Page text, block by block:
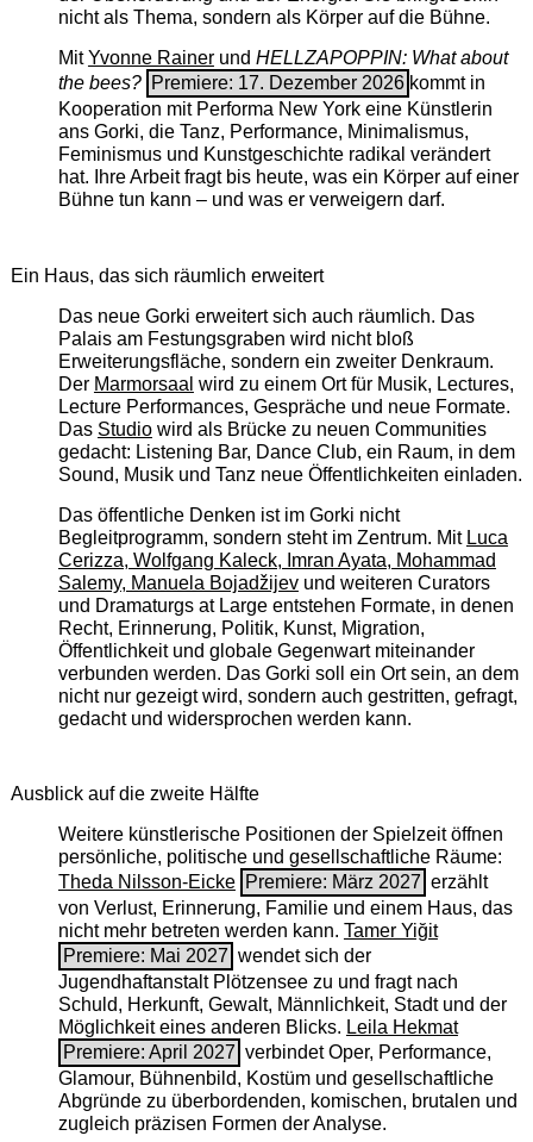
nicht als Thema, sondern als Körper auf die Bühne.
MitYvonne Rainerund HELLZAPOPPIN: What about
the bees? Premiere: 17. Dezember 2026 kommt in
Kooperation mit Performa New York eine Künstlerin
ans Gorki, die Tanz, Performance, Minimalismus,
Feminismus und Kunstgeschichte radikal verändert
hat. Ihre Arbeit fragt bis heute, was ein Körper auf einer
Bühne tun kann – und was er verweigern darf.
Ein Haus, das sich räumlich erweitert
Das neue Gorki erweitert sich auch räumlich. Das
Palais am Festungsgraben wird nicht bloß
Erweiterungsfläche, sondern ein zweiter Denkraum.
Der Marmorsaal wird zu einem Ort für Musik, Lectures,
Lecture Performances, Gespräche und neue Formate.
Das Studiowird als Brücke zu neuen Communities
gedacht: Listening Bar, Dance Club, ein Raum, in dem
Sound, Musik und Tanz neue Öffentlichkeiten einladen.
Das öffentliche Denken ist im Gorki nicht
Begleitprogramm, sondern steht im Zentrum. Mit Luca
Cerizza, Wolfgang Kaleck, Imran Ayata, Mohammad
Salemy, Manuela Bojadžijevund weiteren Curators
und Dramaturgs at Large entstehen Formate, in denen
Recht, Erinnerung, Politik, Kunst, Migration,
Öffentlichkeit und globale Gegenwart miteinander
verbunden werden. Das Gorki soll ein Ort sein, an dem
nicht nur gezeigt wird, sondern auch gestritten, gefragt,
gedacht und widersprochen werden kann.
Ausblick auf die zweite Hälfte
Weitere künstlerische Positionen der Spielzeit öffnen
persönliche, politische und gesellschaftliche Räume:
Theda Nilsson-Eicke Premiere: März 2027 erzählt
von Verlust, Erinnerung, Familie und einem Haus, das
nicht mehr betreten werden kann. Tamer Yiğit
Premiere: Mai 2027 wendet sich der
Jugendhaftanstalt Plötzensee zu und fragt nach
Schuld, Herkunft, Gewalt, Männlichkeit, Stadt und der
Möglichkeit eines anderen Blicks. Leila Hekmat
Premiere: April 2027 verbindet Oper, Performance,
Glamour, Bühnenbild, Kostüm und gesellschaftliche
Abgründe zu überbordenden, komischen, brutalen und
zugleich präzisen Formen der Analyse.